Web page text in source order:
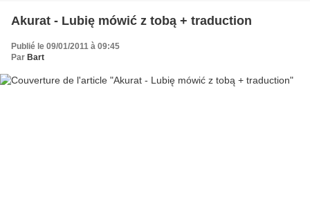
Akurat - Lubię mówić z tobą + traduction
Publié le 09/01/2011 à 09:45
Par Bart